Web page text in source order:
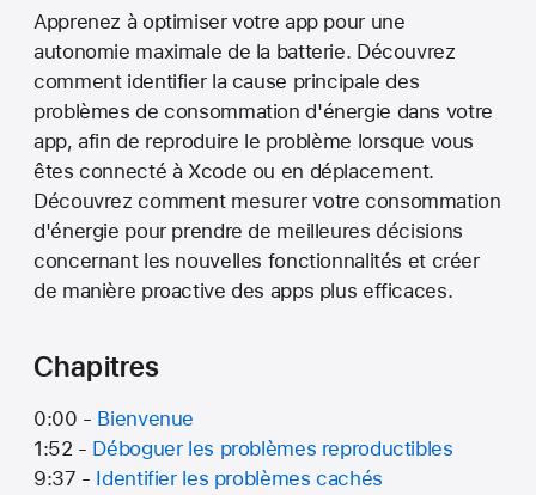
Apprenez à optimiser votre app pour une
autonomie maximale de la batterie. Découvrez
comment identifier la cause principale des
problèmes de consommation d'énergie dans votre
app, afin de reproduire le problème lorsque vous
êtes connecté à Xcode ou en déplacement.
Découvrez comment mesurer votre consommation
d'énergie pour prendre de meilleures décisions
concernant les nouvelles fonctionnalités et créer
de manière proactive des apps plus efficaces.
Chapitres
0:00 - Bienvenue
1:52 - Déboguer les problèmes reproductibles
9:37 - Identifier les problèmes cachés